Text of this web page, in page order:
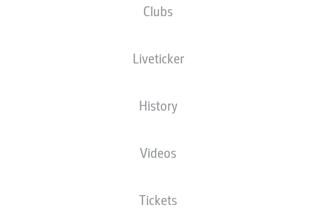
Clubs
Liveticker
History
Videos
Tickets
03.05.1972